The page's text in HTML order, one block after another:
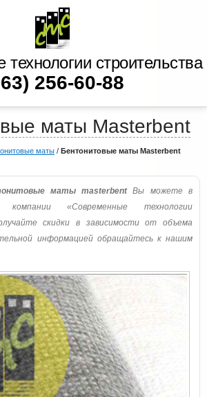
строительства
256-60-88
маты Masterbent
маты / Бентонитовые маты Masterbent
маты masterbentВы можете в
компании «Современные технологии
скидки в зависимости от объема
информацией обращайтесь к нашим